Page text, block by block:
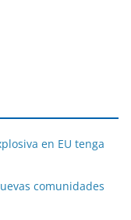
en EU tenga
comunidades